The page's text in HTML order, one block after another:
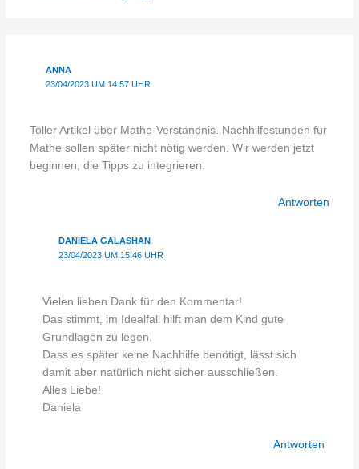
ANNA
23/04/2023 UM 14:57 UHR
Toller Artikel über Mathe-Verständnis. Nachhilfestunden für
Mathe sollen später nicht nötig werden. Wir werden jetzt
beginnen, die Tipps zu integrieren.
Antworten
DANIELA GALASHAN
23/04/2023 UM 15:46 UHR
Vielen lieben Dank für den Kommentar!
Das stimmt, im Idealfall hilft man dem Kind gute
Grundlagen zu legen.
Dass es später keine Nachhilfe benötigt, lässt sich
damit aber natürlich nicht sicher ausschließen.
Alles Liebe!
Daniela
Antworten